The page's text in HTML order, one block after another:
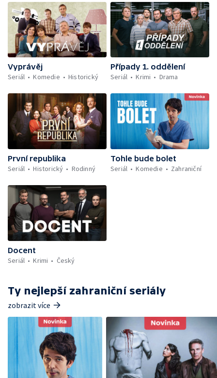
Vyprávěj
Seriál
Komedie Historický
Případy 1. oddělení
Seriál
Krimi Drama
První republika
Seriál
Historický Rodinný
Tohle bude bolet
Seriál
Komedie Zahraniční
Docent
Seriál
Krimi Český
Ty nejlepší zahraniční seriály
zobrazit více